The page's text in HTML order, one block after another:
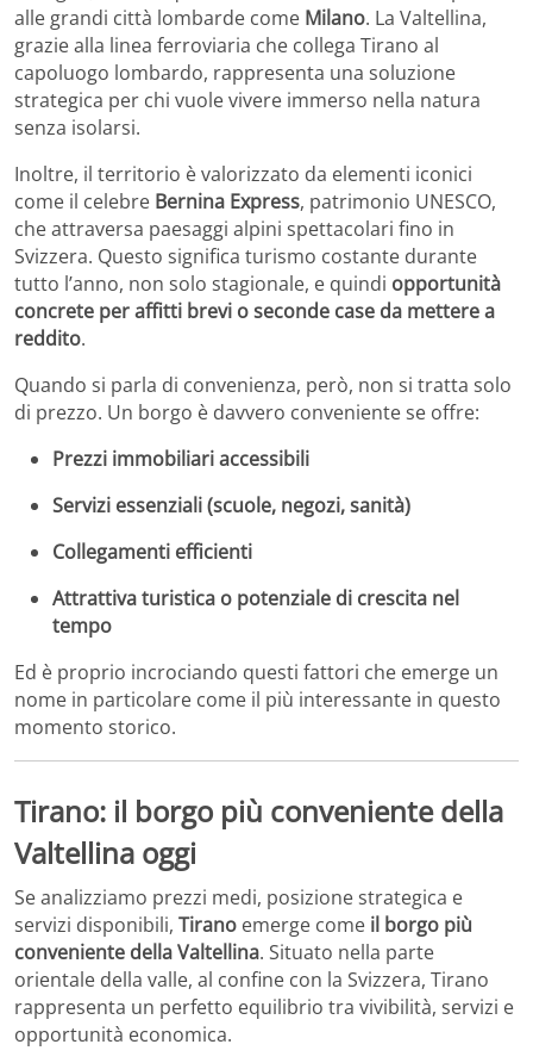
alle grandi città lombarde come Milano. La Valtellina,
grazie alla linea ferroviaria che collega Tirano al
capoluogo lombardo, rappresenta una soluzione
strategica per chi vuole vivere immerso nella natura
senza isolarsi.
Inoltre, il territorio è valorizzato da elementi iconici
come il celebre Bernina Express, patrimonio UNESCO,
che attraversa paesaggi alpini spettacolari fino in
Svizzera. Questo significa turismo costante durante
tutto l’anno, non solo stagionale, e quindi opportunità
concrete per affitti brevi o seconde case da mettere a
reddito.
Quando si parla di convenienza, però, non si tratta solo
di prezzo. Un borgo è davvero conveniente se offre:
Prezzi immobiliari accessibili
Servizi essenziali (scuole, negozi, sanità)
Collegamenti efficienti
Attrattiva turistica o potenziale di crescita nel
tempo
Ed è proprio incrociando questi fattori che emerge un
nome in particolare come il più interessante in questo
momento storico.
Tirano: il borgo più conveniente della
Valtellina oggi
Se analizziamo prezzi medi, posizione strategica e
servizi disponibili, Tirano emerge come il borgo più
conveniente della Valtellina. Situato nella parte
orientale della valle, al confine con la Svizzera, Tirano
rappresenta un perfetto equilibrio tra vivibilità, servizi e
opportunità economica.